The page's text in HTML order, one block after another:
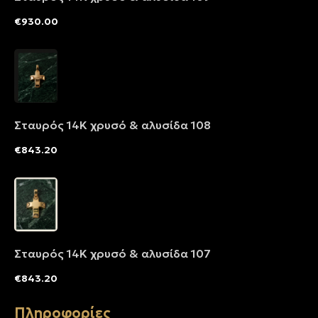
€930.00
Σταυρός 14Κ χρυσό & αλυσίδα 108
€843.20
Σταυρός 14Κ χρυσό & αλυσίδα 107
€843.20
Πληροφορίες